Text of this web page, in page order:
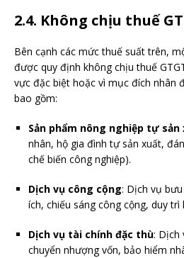
2.4. Không chịu thuế
Bên cạnh các mức thuế suất trên,
được quy định không chịu thuế
vực đặc biệt hoặc vì mục đích nhân
bao gồm:
Sản phẩm nông nghiệp tự sản
nhân, hộ gia đình tự sản xuất,
chế biến công nghiệp).
Dịch vụ công cộng: Dịch vụ
ích, chiếu sáng công cộng, duy
Dịch vụ tài chính đặc thù: Dịch
chuyển nhượng vốn, bảo hiểm